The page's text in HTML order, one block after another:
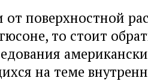
от поверхностной
то стоит
на теме